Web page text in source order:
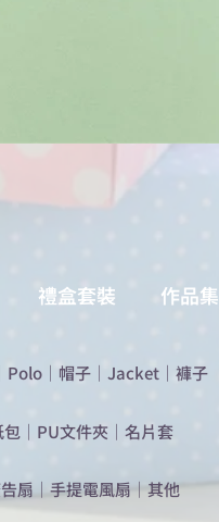
禮盒套裝 作品集
Polo ｜ 帽子 ｜ Jacket ｜ 褲子
包 ｜ PU文件夾 ｜ 名片套
扇 ｜ 手提電風扇 ｜ 其他